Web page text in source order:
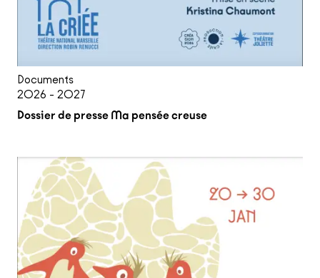
Documents
2026 - 2027
Dossier de presse Ma pensée creuse